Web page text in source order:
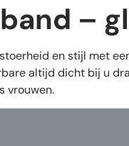
–
en stijl met
altijd dicht bij u
vrouwen.